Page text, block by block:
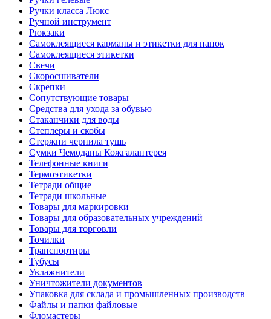
Ручки класса Люкс
Ручной инструмент
Рюкзаки
Самоклеящиеся карманы и этикетки для папок
Самоклеящиеся этикетки
Свечи
Скоросшиватели
Скрепки
Сопутствующие товары
Средства для ухода за обувью
Стаканчики для воды
Степлеры и скобы
Стержни чернила тушь
Сумки Чемоданы Кожгалантерея
Телефонные книги
Термоэтикетки
Тетради общие
Тетради школьные
Товары для маркировки
Товары для образовательных учреждений
Товары для торговли
Точилки
Транспортиры
Тубусы
Увлажнители
Уничтожители документов
Упаковка для склада и промышленных производств
Файлы и папки файловые
Фломастеры